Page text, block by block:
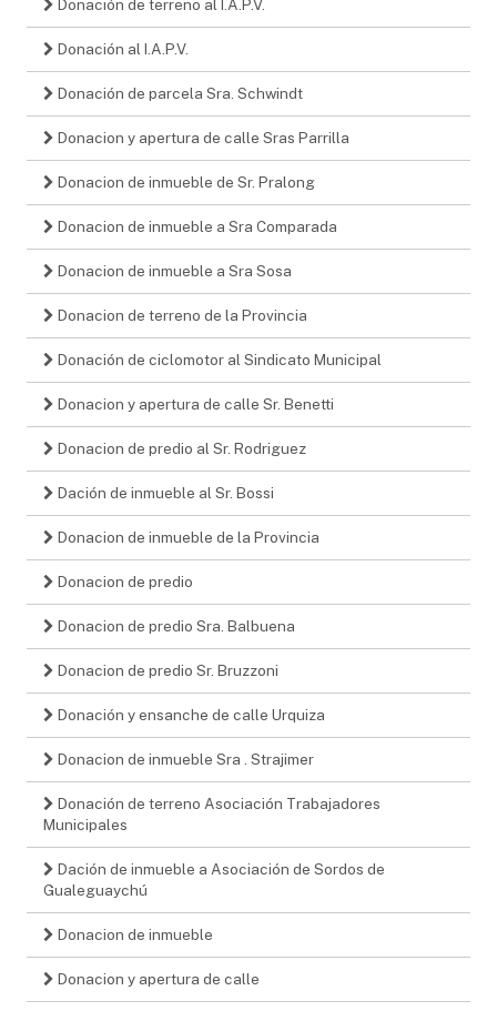
Donación de terreno al I.A.P.V.
Donación al I.A.P.V.
Donación de parcela Sra. Schwindt
Donacion y apertura de calle Sras Parrilla
Donacion de inmueble de Sr. Pralong
Donacion de inmueble a Sra Comparada
Donacion de inmueble a Sra Sosa
Donacion de terreno de la Provincia
Donación de ciclomotor al Sindicato Municipal
Donacion y apertura de calle Sr. Benetti
Donacion de predio al Sr. Rodriguez
Dación de inmueble al Sr. Bossi
Donacion de inmueble de la Provincia
Donacion de predio
Donacion de predio Sra. Balbuena
Donacion de predio Sr. Bruzzoni
Donación y ensanche de calle Urquiza
Donacion de inmueble Sra . Strajimer
Donación de terreno Asociación Trabajadores
Municipales
Dación de inmueble a Asociación de Sordos de
Gualeguaychú
Donacion de inmueble
Donacion y apertura de calle